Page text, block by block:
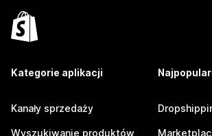
Kategorie aplikacji
Kanały sprzedaży
Wyszukiwanie produktów